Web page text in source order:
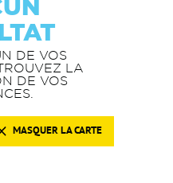
DE VOS
LA
DE VOS
MASQUER LA CARTE